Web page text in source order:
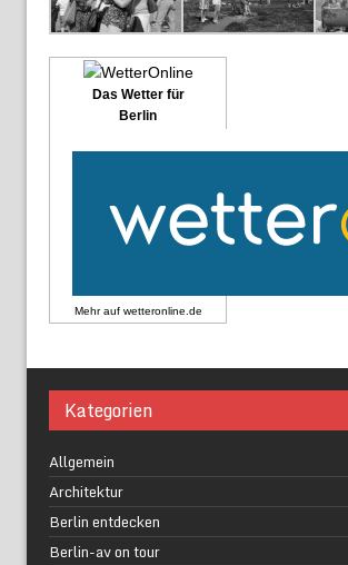
Das Wetter für
Berlin
Mehr auf wetteronline.de
Kategorien
Allgemein
Architektur
Berlin entdecken
Berlin-av on tour